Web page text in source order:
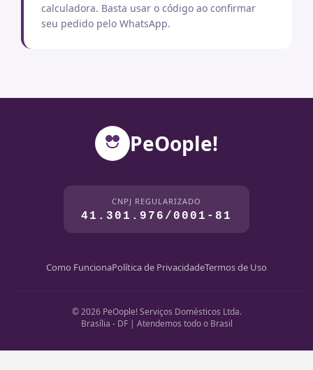
calculadora. Basta usar o código ao confirmar
seu pedido pelo WhatsApp.
PeOople!
CNPJ REGULARIZADO
41.301.976/0001-81
Como FuncionaPolítica de PrivacidadeTermos de Uso
© 2026 PeOople! Serviços Domésticos Ltda.
Brasília - DF | Atendemos todo o Brasil